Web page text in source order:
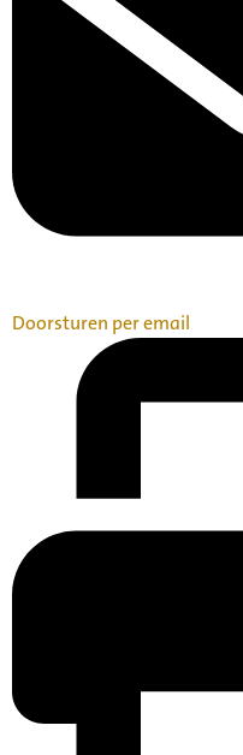
Doorsturen per email